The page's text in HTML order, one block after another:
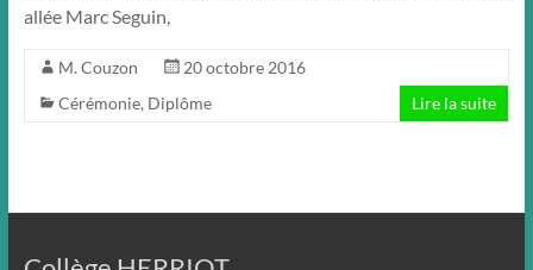
allée Marc Seguin,
M. Couzon
20 octobre 2016
Cérémonie, Diplôme Lire la suite